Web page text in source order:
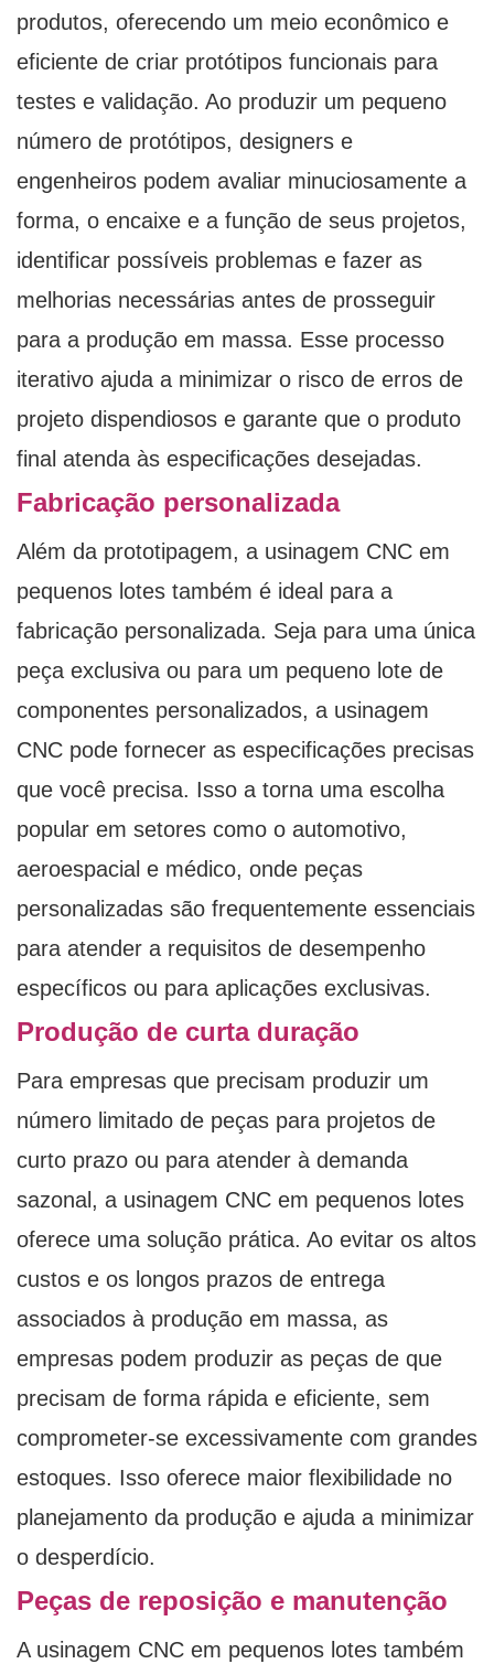
produtos, oferecendo um meio econômico e
eficiente de criar protótipos funcionais para
testes e validação. Ao produzir um pequeno
número de protótipos, designers e
engenheiros podem avaliar minuciosamente a
forma, o encaixe e a função de seus projetos,
identificar possíveis problemas e fazer as
melhorias necessárias antes de prosseguir
para a produção em massa. Esse processo
iterativo ajuda a minimizar o risco de erros de
projeto dispendiosos e garante que o produto
final atenda às especificações desejadas.
Fabricação personalizada
Além da prototipagem, a usinagem CNC em
pequenos lotes também é ideal para a
fabricação personalizada. Seja para uma única
peça exclusiva ou para um pequeno lote de
componentes personalizados, a usinagem
CNC pode fornecer as especificações precisas
que você precisa. Isso a torna uma escolha
popular em setores como o automotivo,
aeroespacial e médico, onde peças
personalizadas são frequentemente essenciais
para atender a requisitos de desempenho
específicos ou para aplicações exclusivas.
Produção de curta duração
Para empresas que precisam produzir um
número limitado de peças para projetos de
curto prazo ou para atender à demanda
sazonal, a usinagem CNC em pequenos lotes
oferece uma solução prática. Ao evitar os altos
custos e os longos prazos de entrega
associados à produção em massa, as
empresas podem produzir as peças de que
precisam de forma rápida e eficiente, sem
comprometer-se excessivamente com grandes
estoques. Isso oferece maior flexibilidade no
planejamento da produção e ajuda a minimizar
o desperdício.
Peças de reposição e manutenção
A usinagem CNC em pequenos lotes também